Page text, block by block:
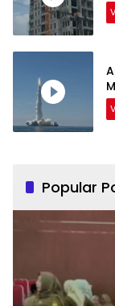
Popular